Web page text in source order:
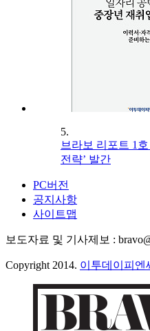
5.
브라보 리포트 1호
전략’ 발간
PC버전
공지사항
사이트맵
보도자료 및 기사제보 :
Copyright 2014. 이투데이피엔